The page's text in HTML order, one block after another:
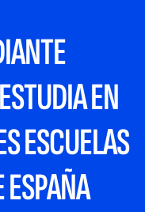
EN
ESCUELAS